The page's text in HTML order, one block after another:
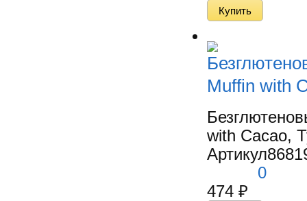
Muffin with
with Cacao,
Артикул
0
474 ₽